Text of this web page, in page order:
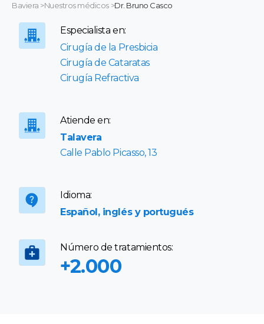
Baviera >Nuestros médicos >Dr. Bruno Casco
Especialista en:
Cirugía de la Presbicia
Cirugía de Cataratas
Cirugía Refractiva
Atiende en:
Talavera
Calle Pablo Picasso, 13
Idioma:
Español, inglés y portugués
Número de tratamientos:
+2.000